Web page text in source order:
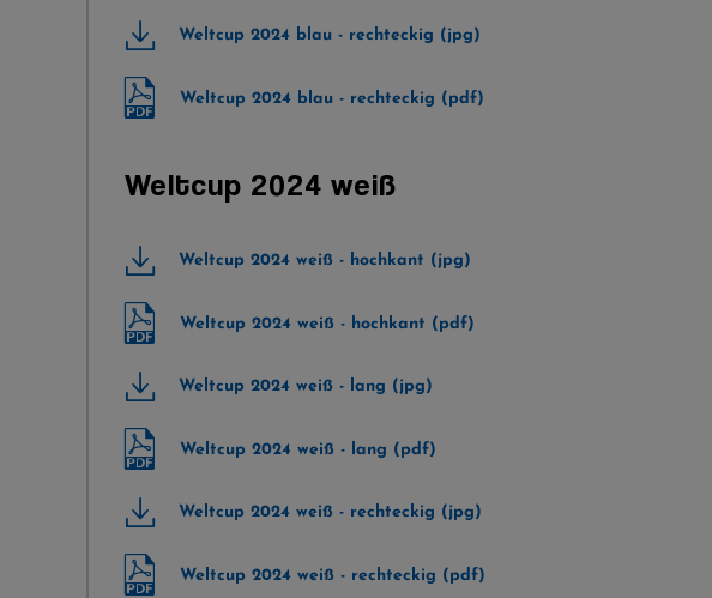
Weltcup 2024 blau - rechteckig (jpg)
Weltcup 2024 blau - rechteckig (pdf)
Weltcup 2024 weiß
Weltcup 2024 weiß - hochkant (jpg)
Weltcup 2024 weiß - hochkant (pdf)
Weltcup 2024 weiß - lang (jpg)
Weltcup 2024 weiß - lang (pdf)
Weltcup 2024 weiß - rechteckig (jpg)
Weltcup 2024 weiß - rechteckig (pdf)